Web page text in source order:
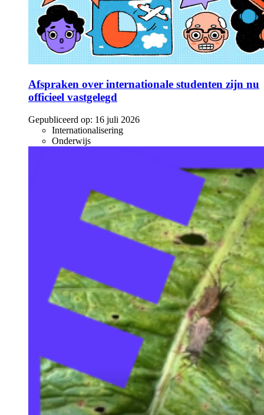
Afspraken over internationale studenten zijn nu
officieel vastgelegd
Gepubliceerd op: 16 juli 2026
Internationalisering
Onderwijs